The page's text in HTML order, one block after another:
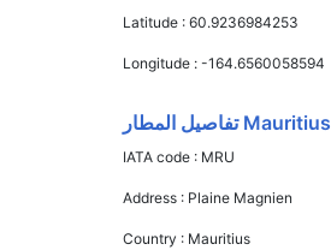
Latitude :60.9236984253
Longitude :-164.6560058594
Mauritius تفاصيل المطار
IATA code : MRU
Address : Plaine Magnien
Country : Mauritius